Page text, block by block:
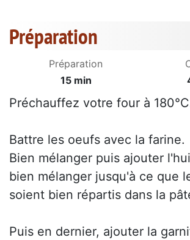
Préparation
Préparation
15 min
Préchauffez votre four à
Battre les oeufs avec la farine.
Bien mélanger puis ajouter
bien mélanger jusqu'à ce que
soient bien répartis dans la
Puis en dernier, ajouter la